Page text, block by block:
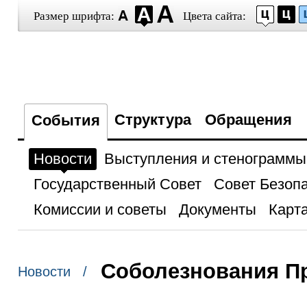
Размер шрифта: Цвета сайта:
События Структура Обращения
Новости
Выступления и стенограммы
Государственный Совет
Совет
Комиссии и советы
Документы
Новости /
Соболезнования